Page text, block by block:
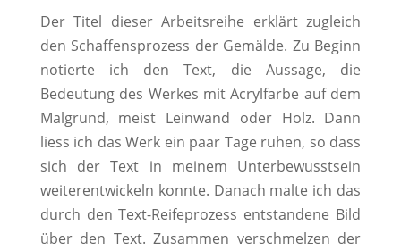
Der Titel dieser Arbeitsreihe erklärt zugleich
den Schaffensprozess der Gemälde. Zu Beginn
notierte ich den Text, die Aussage, die
Bedeutung des Werkes mit Acrylfarbe auf dem
Malgrund, meist Leinwand oder Holz. Dann
liess ich das Werk ein paar Tage ruhen, so dass
sich der Text in meinem Unterbewusstsein
weiterentwickeln konnte. Danach malte ich das
durch den Text-Reifeprozess entstandene Bild
über den Text. Zusammen verschmelzen der